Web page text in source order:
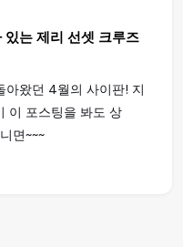
있는 제리 선셋 크루즈
아왔던 4월의 사이판! 지
이 포스팅을 봐도 상
면~~~